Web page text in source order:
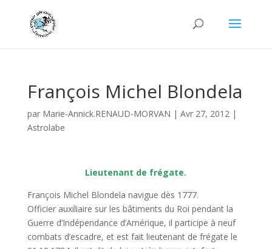
François Michel Blondela
par Marie-Annick.RENAUD-MORVAN | Avr 27, 2012|
Astrolabe
Lieutenant de frégate.
François Michel Blondela navigue dès 1777.
Officier auxiliaire sur les bâtiments du Roi pendant la
Guerre d’Indépendance d’Amérique, il participe à neuf
combats d’escadre, et est fait lieutenant de frégate le